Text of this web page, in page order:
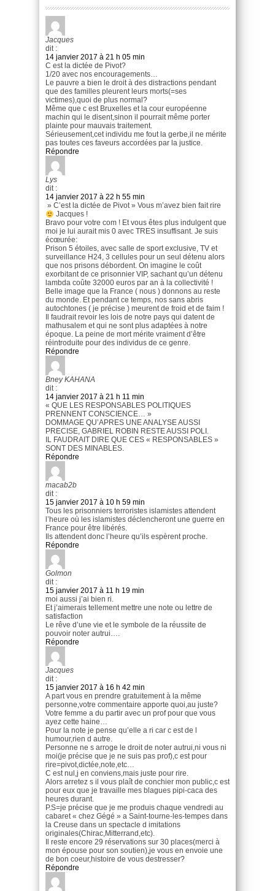
Jacques
dit :
14 janvier 2017 à 21 h 05 min
C est la dictée de Pivot?
1/20 avec nos encouragements…
Le pauvre a bien le droit à des distractions pendant
que des familles pleurent leurs morts(=ses
victimes),quoi de plus normal?
Même que c est Bruxelles et la cour européenne
machin qui le disent,sinon il pourrait même porter
plainte pour mauvais traitement.
Sérieusement,cet individu me fout la gerbe,il ne mérite
pas toutes ces faveurs accordées par la justice.
Répondre
Lys
dit :
14 janvier 2017 à 22 h 55 min
» C’est la dictée de Pivot » Vous m’avez bien fait rire
Jacques !
Bravo pour votre com ! Et vous êtes plus indulgent que
moi je lui aurait mis 0 avec TRES insuffisant. Je suis
écœurée:
Prison 5 étoiles, avec salle de sport exclusive, TV et
surveillance H24, 3 cellules pour un seul détenu alors
que nos prisons débordent. On imagine le coût
exorbitant de ce prisonnier VIP, sachant qu’un détenu
lambda coûte 32000 euros par an à la collectivité !
Belle image que la France ( nous ) donnons au reste
du monde. Et pendant ce temps, nos sans abris
autochtones ( je précise ) meurent de froid et de faim !
Il faudrait revoir les lois de notre pays qui datent de
mathusalem et qui ne sont plus adaptées à notre
époque. La peine de mort mérite vraiment d’être
réintroduite pour des individus de ce genre.
Répondre
Bney KAHANA
dit :
14 janvier 2017 à 21 h 11 min
« QUE LES RESPONSABLES POLITIQUES
PRENNENT CONSCIENCE… »
DOMMAGE QU’APRES UNE ANALYSE AUSSI
PRECISE, GABRIEL ROBIN RESTE AUSSI POLI.
IL FAUDRAIT DIRE QUE CES « RESPONSABLES »
SONT DES MINABLES.
Répondre
macab2b
dit :
15 janvier 2017 à 10 h 59 min
Tous les prisonniers terroristes islamistes attendent
l’heure où les islamistes déclencheront une guerre en
France pour être libérés.
Ils attendent donc l’heure qu’ils espèrent proche.
Répondre
Golmon
dit :
15 janvier 2017 à 11 h 19 min
moi aussi j’ai bien ri.
Et j’aimerais tellement mettre une note ou lettre de
satisfaction
Le rêve d’une vie et le symbole de la réussite de
pouvoir noter autrui….
Répondre
Jacques
dit :
15 janvier 2017 à 16 h 42 min
A part vous en prendre gratuitement à la même
personne,votre commentaire apporte quoi,au juste?
Votre femme a du partir avec un prof pour que vous
ayez cette haine…
Pour la note je pense qu’elle a ri car c est de l
humour,rien d autre.
Personne ne s arroge le droit de noter autrui,ni vous ni
moi(je précise que je ne suis pas prof),c est pour
rire=pivot,dictée,note,etc…
C est nul,j en conviens,mais juste pour rire.
Alors arretez s il vous plaît de conchier mon public,c est
pour eux que je travaille mes blagues pipi-caca des
heures durant.
P.S=je précise que je me produis chaque vendredi au
cabaret « chez Gégé » a Saint-tourne-les-tempes dans
la Creuse dans un spectacle d imitations
originales(Chirac,Mitterrand,etc).
Il reste encore 29 réservations sur 30 places(merci à
mon épouse pour son soutien),je vous en envoie une
de bon coeur,histoire de vous destresser?
Répondre